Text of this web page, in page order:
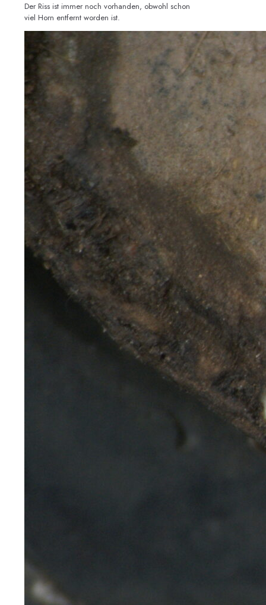
Der Riss ist immer noch vorhanden, obwohl schon
viel Horn entfernt worden ist.